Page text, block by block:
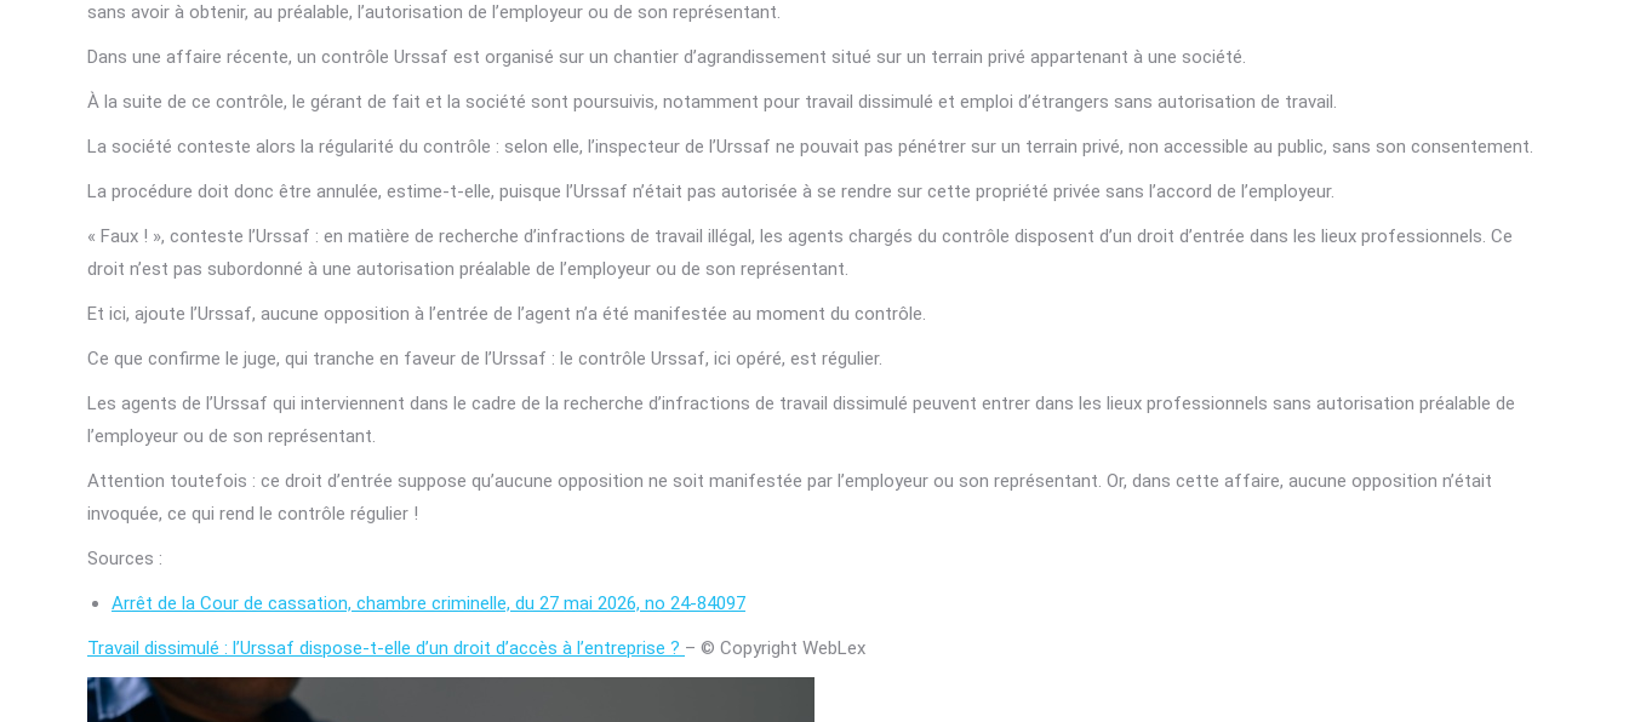
sans avoir à obtenir, au préalable, l’autorisation de l’employeur ou de son représentant.
Dans une affaire récente, un contrôle Urssaf est organisé sur un chantier d’agrandissement situé sur un terrain privé appartenant à une société.
À la suite de ce contrôle, le gérant de fait et la société sont poursuivis, notamment pour travail dissimulé et emploi d’étrangers sans autorisation de travail.
La société conteste alors la régularité du contrôle : selon elle, l’inspecteur de l’Urssaf ne pouvait pas pénétrer sur un terrain privé, non accessible au public, sans son consentement.
La procédure doit donc être annulée, estime-t-elle, puisque l’Urssaf n’était pas autorisée à se rendre sur cette propriété privée sans l’accord de l’employeur.
« Faux ! », conteste l’Urssaf : en matière de recherche d’infractions de travail illégal, les agents chargés du contrôle disposent d’un droit d’entrée dans les lieux professionnels. Ce
droit n’est pas subordonné à une autorisation préalable de l’employeur ou de son représentant.
Et ici, ajoute l’Urssaf, aucune opposition à l’entrée de l’agent n’a été manifestée au moment du contrôle.
Ce que confirme le juge, qui tranche en faveur de l’Urssaf : le contrôle Urssaf, ici opéré, est régulier.
Les agents de l’Urssaf qui interviennent dans le cadre de la recherche d’infractions de travail dissimulé peuvent entrer dans les lieux professionnels sans autorisation préalable de
l’employeur ou de son représentant.
Attention toutefois : ce droit d’entrée suppose qu’aucune opposition ne soit manifestée par l’employeur ou son représentant. Or, dans cette affaire, aucune opposition n’était
invoquée, ce qui rend le contrôle régulier !
Sources :
Arrêt de la Cour de cassation, chambre criminelle, du 27 mai 2026, no 24-84097
Travail dissimulé : l’Urssaf dispose-t-elle d’un droit d’accès à l’entreprise ? – © Copyright WebLex